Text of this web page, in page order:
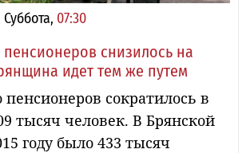
07:30
пенсионеров снизилось на
идет тем же путем
пенсионеров сократилось в
тысяч человек. В Брянской
году было 433 тысяч